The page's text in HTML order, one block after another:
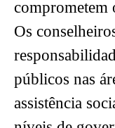
comprometem
Os
públicos nas
assistência